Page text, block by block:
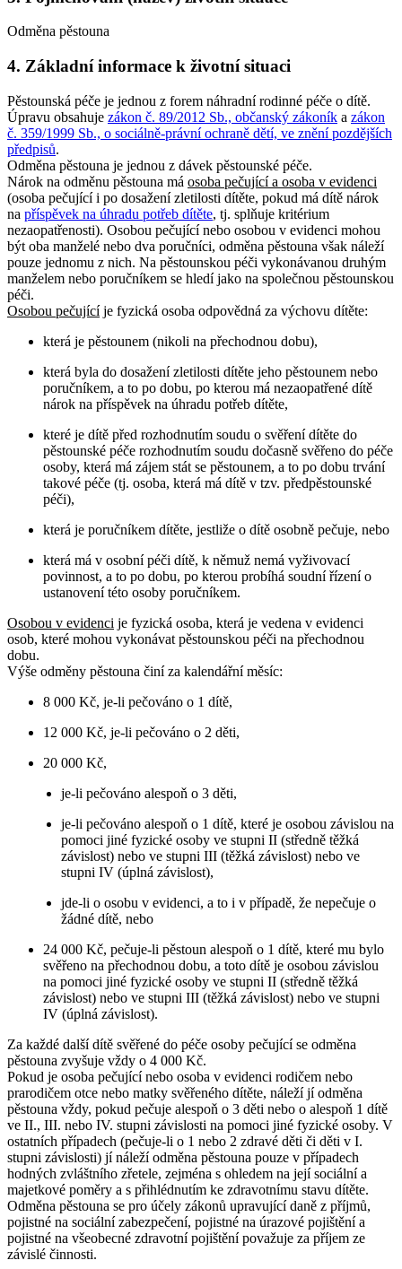
Odměna pěstouna
4. Základní informace k životní situaci
Pěstounská péče je jednou z forem náhradní rodinné péče o dítě.
Úpravu obsahuje zákon č. 89/2012 Sb., občanský zákoník a zákon
č. 359/1999 Sb., o sociálně-právní ochraně dětí, ve znění pozdějších
předpisů.
Odměna pěstouna je jednou z dávek pěstounské péče.
Nárok na odměnu pěstouna má osoba pečující a osoba v evidenci
(osoba pečující i po dosažení zletilosti dítěte, pokud má dítě nárok
na příspěvek na úhradu potřeb dítěte, tj. splňuje kritérium
nezaopatřenosti). Osobou pečující nebo osobou v evidenci mohou
být oba manželé nebo dva poručníci, odměna pěstouna však náleží
pouze jednomu z nich. Na pěstounskou péči vykonávanou druhým
manželem nebo poručníkem se hledí jako na společnou pěstounskou
péči.
Osobou pečujícíje fyzická osoba odpovědná za výchovu dítěte:
která je pěstounem (nikoli na přechodnou dobu),
která byla do dosažení zletilosti dítěte jeho pěstounem nebo
poručníkem, a to po dobu, po kterou má nezaopatřené dítě
nárok na příspěvek na úhradu potřeb dítěte,
které je dítě před rozhodnutím soudu o svěření dítěte do
pěstounské péče rozhodnutím soudu dočasně svěřeno do péče
osoby, která má zájem stát se pěstounem, a to po dobu trvání
takové péče (tj. osoba, která má dítě v tzv. předpěstounské
péči),
která je poručníkem dítěte, jestliže o dítě osobně pečuje, nebo
která má v osobní péči dítě, k němuž nemá vyživovací
povinnost, a to po dobu, po kterou probíhá soudní řízení o
ustanovení této osoby poručníkem.
Osobou v evidenci je fyzická osoba, která je vedena v evidenci
osob, které mohou vykonávat pěstounskou péči na přechodnou
dobu.
Výše odměny pěstouna činí za kalendářní měsíc:
8 000 Kč, je-li pečováno o 1 dítě,
12 000 Kč, je-li pečováno o 2 děti,
20 000 Kč,
je-li pečováno alespoň o 3 děti,
je-li pečováno alespoň o 1 dítě, které je osobou závislou na
pomoci jiné fyzické osoby ve stupni II (středně těžká
závislost) nebo ve stupni III (těžká závislost) nebo ve
stupni IV (úplná závislost),
jde-li o osobu v evidenci, a to i v případě, že nepečuje o
žádné dítě, nebo
24 000 Kč, pečuje-li pěstoun alespoň o 1 dítě, které mu bylo
svěřeno na přechodnou dobu, a toto dítě je osobou závislou
na pomoci jiné fyzické osoby ve stupni II (středně těžká
závislost) nebo ve stupni III (těžká závislost) nebo ve stupni
IV (úplná závislost).
Za každé další dítě svěřené do péče osoby pečující se odměna
pěstouna zvyšuje vždy o 4 000 Kč.
Pokud je osoba pečující nebo osoba v evidenci rodičem nebo
prarodičem otce nebo matky svěřeného dítěte, náleží jí odměna
pěstouna vždy, pokud pečuje alespoň o 3 děti nebo o alespoň 1 dítě
ve II., III. nebo IV. stupni závislosti na pomoci jiné fyzické osoby. V
ostatních případech (pečuje-li o 1 nebo 2 zdravé děti či děti v I.
stupni závislosti) jí náleží odměna pěstouna pouze v případech
hodných zvláštního zřetele, zejména s ohledem na její sociální a
majetkové poměry a s přihlédnutím ke zdravotnímu stavu dítěte.
Odměna pěstouna se pro účely zákonů upravující daně z příjmů,
pojistné na sociální zabezpečení, pojistné na úrazové pojištění a
pojistné na všeobecné zdravotní pojištění považuje za příjem ze
závislé činnosti.